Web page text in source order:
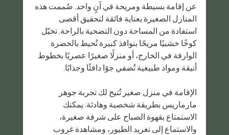
عن إقامة بسيطة ومريحة في آنٍ واحد. صُممت هذه
المنازل الصغيرة بعناية فائقة لتحقيق أقصى
استفادة من المساحة دون التضحية بالراحة. تخيّل
كوخًا خشبيًا مريحًا بنوافذ كبيرة تُحيط بالخضرة
الوارفة في الخارج، أو منزلًا صغيرًا عصريًا بخطوط
أنيقة ومواد طبيعية تُضفي جوًا دافئًا وجذابًا.
الإقامة في منزل صغير تُتيح لك تجربة جوهر
مارماريس بطريقة شخصية وهادئة. يمكنك
الاستمتاع بقهوة الصباح على شرفة صغيرة،
والاستماع إلى تغريد الطيور، ومشاهدة غروب